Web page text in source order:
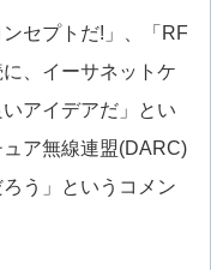
セプトだ!」、「RF
、イーサネットケ
アイデアだ」とい
ア無線連盟(DARC)
う」というコメン